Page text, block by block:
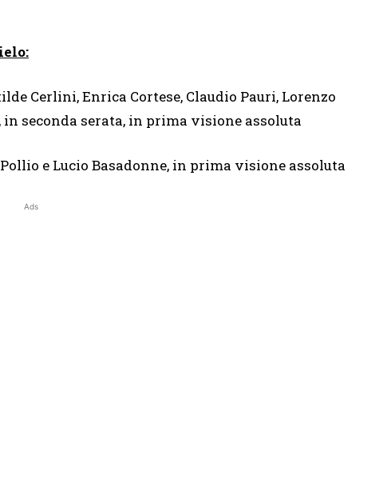
Cerlini, Enrica Cortese, Claudio Pauri, Lorenzo
seconda serata, in prima visione assoluta
e Lucio Basadonne, in prima visione assoluta
Ads